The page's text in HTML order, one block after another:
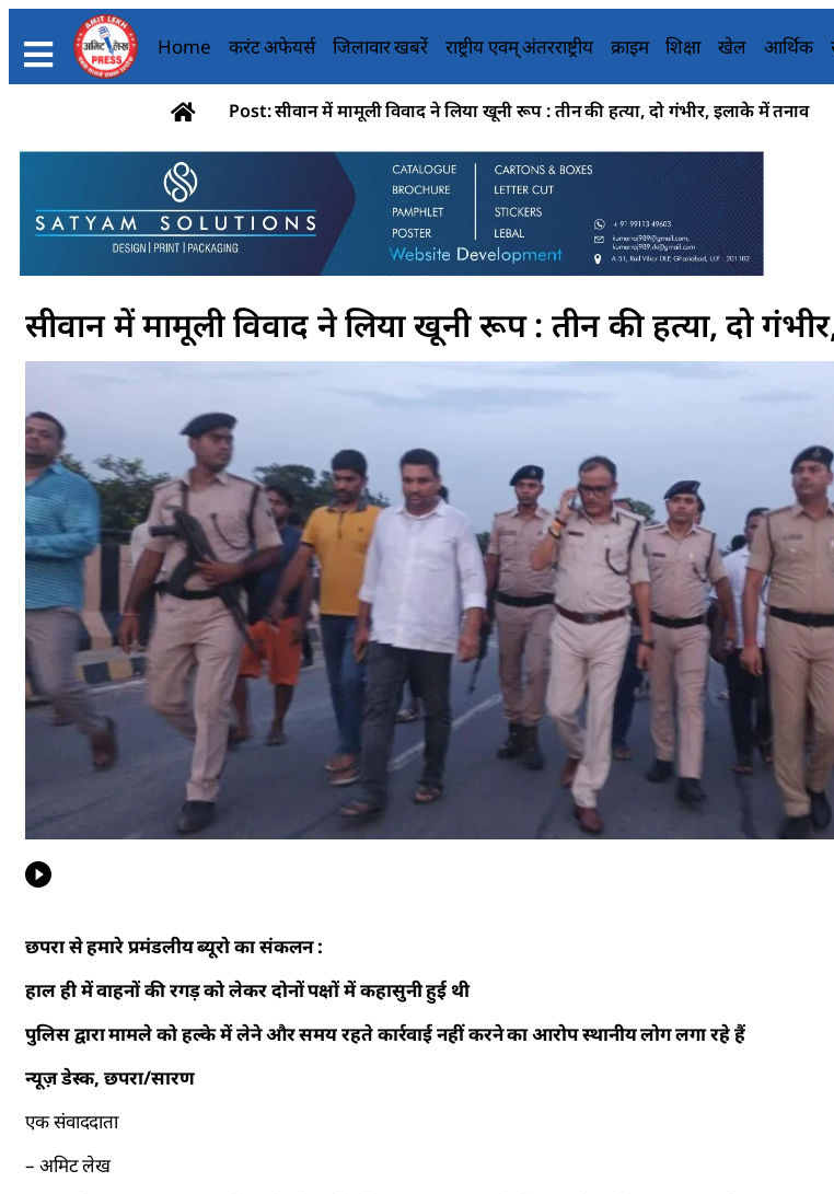
Home करंट अफेयर्स जिलावार खबरें राष्ट्रीय एवम् अंतरराष्ट्रीय क्राइम शिक्षा खेल आर्थिक
Post: सीवान में मामूली विवाद ने लिया खूनी रूप : तीन की हत्या, दो गंभीर, इलाके में तनाव
सीवान में मामूली विवाद ने लिया खूनी रूप : तीन की हत्या, दो
छपरा से हमारे प्रमंडलीय ब्यूरो का संकलन :
हाल ही में वाहनों की रगड़ को लेकर दोनों पक्षों में कहासुनी हुई थी
पुलिस द्वारा मामले को हल्के में लेने और समय रहते कार्रवाई नहीं करने का आरोप स्थानीय लोग लगा रहे हैं
न्यूज़ डेस्क, छपरा/सारण
एक संवाददाता
– अमिट लेख